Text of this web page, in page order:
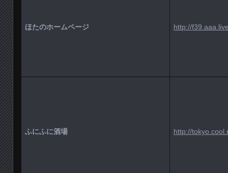
ほたのホームページ http://
ふにふに酒場 http://